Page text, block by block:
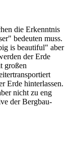
die Erkenntnis
bedeuten muss.
is beautiful" aber
der Erde
großen
Erde hinterlassen.
nicht zu eng
der Bergbau-